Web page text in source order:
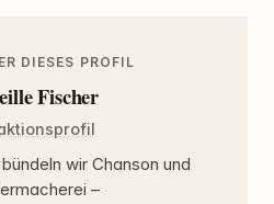
DIESES PROFIL
Fischer
wir Chanson und
–